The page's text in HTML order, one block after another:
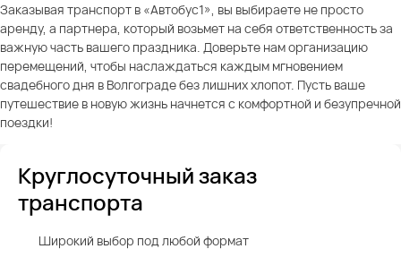
Заказывая транспорт в «Автобус1», вы выбираете не просто
аренду, а партнера, который возьмет на себя ответственность за
важную часть вашего праздника. Доверьте нам организацию
перемещений, чтобы наслаждаться каждым мгновением
свадебного дня в Волгограде без лишних хлопот. Пусть ваше
путешествие в новую жизнь начнется с комфортной и безупречной
поездки!
Круглосуточный заказ
транспорта
Широкий выбор под любой формат